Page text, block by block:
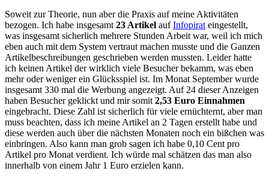
Soweit zur Theorie, nun aber die Praxis auf meine Aktivitäten
bezogen. Ich habe insgesamt 23 Artikel aufInfopirat eingestellt,
was insgesamt sicherlich mehrere Stunden Arbeit war, weil ich mich
eben auch mit dem System vertraut machen musste und die Ganzen
Artikelbeschreibungen geschrieben werden mussten. Leider hatte
ich keinen Artikel der wirklich viele Besucher bekamm, was eben
mehr oder weniger ein Glücksspiel ist. Im Monat September wurde
insgesamt 330 mal die Werbung angezeigt. Auf 24 dieser Anzeigen
haben Besucher geklickt und mir somit 2,53 Euro Einnahmen
eingebracht. Diese Zahl ist sicherlich für viele ernüchternt, aber man
muss beachten, dass ich meine Artikel an 2 Tagen erstellt habe und
diese werden auch über die nächsten Monaten noch ein bißchen was
einbringen. Also kann man grob sagen ich habe 0,10 Cent pro
Artikel pro Monat verdient. Ich würde mal schätzen das man also
innerhalb von einem Jahr 1 Euro erzielen kann.